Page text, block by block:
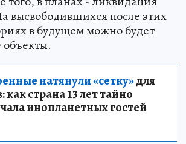
высвободившихся после этих
в будущем можно будет
объекты.
натянули «сетку»для
страна 13 лет тайно
инопланетных гостей